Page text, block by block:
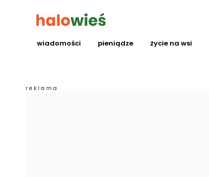
wiadomości pieniądze życie na wsi